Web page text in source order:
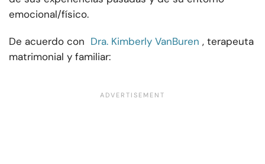
emocional/físico.
De acuerdo con Dra. Kimberly VanBuren , terapeuta
matrimonial y familiar: